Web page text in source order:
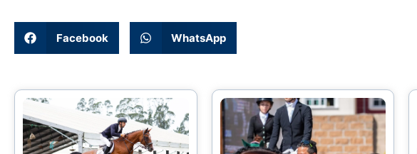
Facebook WhatsApp